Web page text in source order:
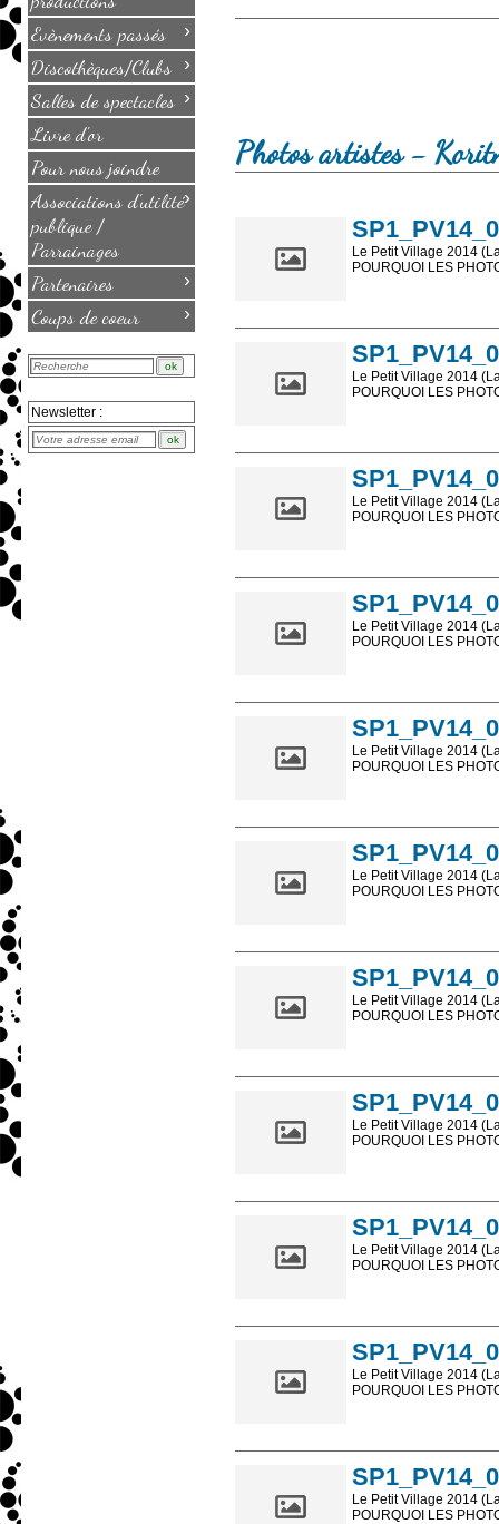
Evènements passés ›
Discothèques/Clubs ›
Salles de spectacles ›
Livre d'or
Pour nous joindre
Associations d'utilité
publique /
Parrainages
›
Partenaires ›
Coups de coeur ›
Newsletter :
Photos artistes -
Le Petit Village 2014
POURQUOI LES
Le Petit Village 2014
POURQUOI LES
Le Petit Village 2014
POURQUOI LES
Le Petit Village 2014
POURQUOI LES
Le Petit Village 2014
POURQUOI LES
Le Petit Village 2014
POURQUOI LES
Le Petit Village 2014
POURQUOI LES
Le Petit Village 2014
POURQUOI LES
Le Petit Village 2014
POURQUOI LES
Le Petit Village 2014
POURQUOI LES
Le Petit Village 2014
POURQUOI LES